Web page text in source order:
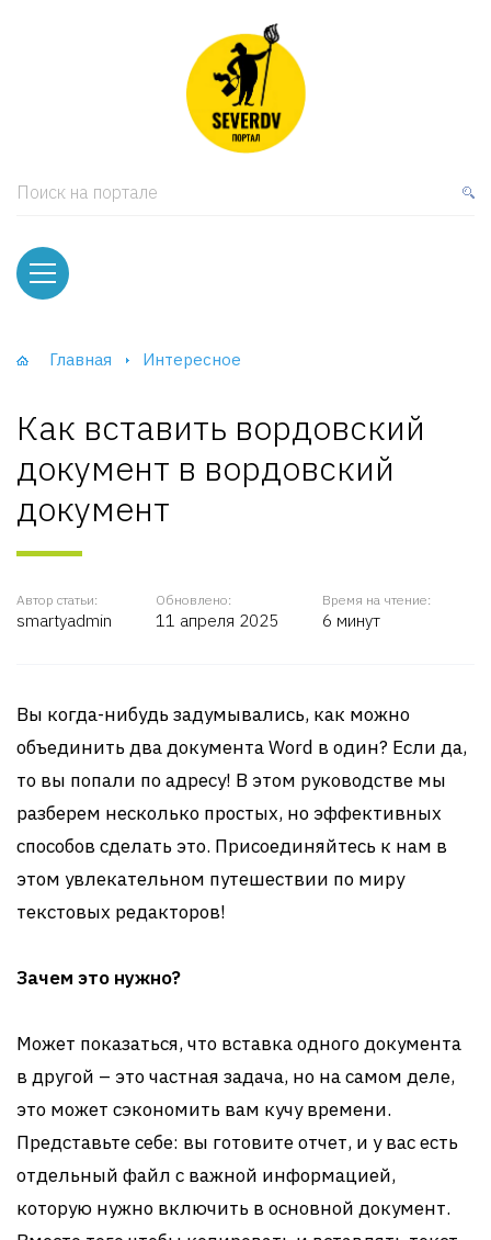
Поиск на портале
Главная Интересное
Как вставить вордовский
документ в вордовский
документ
Автор статьи:
smartyadmin
Обновлено:
11 апреля 2025
Время на чтение:
6 минут
Вы когда-нибудь задумывались, как можно
объединить два документа Word в один? Если да,
то вы попали по адресу! В этом руководстве мы
разберем несколько простых, но эффективных
способов сделать это. Присоединяйтесь к нам в
этом увлекательном путешествии по миру
текстовых редакторов!
Зачем это нужно?
Может показаться, что вставка одного документа
в другой – это частная задача, но на самом деле,
это может сэкономить вам кучу времени.
Представьте себе: вы готовите отчет, и у вас есть
отдельный файл с важной информацией,
которую нужно включить в основной документ.
и тумбы